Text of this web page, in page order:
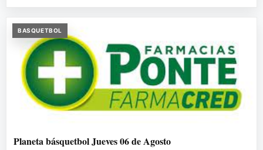
BASQUETBOL
Planeta básquetbol Jueves 06 de Agosto